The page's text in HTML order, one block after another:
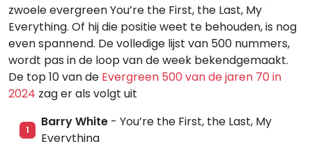
zwoele evergreen You’re the First, the Last, My
Everything. Of hij die positie weet te behouden, is nog
even spannend. De volledige lijst van 500 nummers,
wordt pas in de loop van de week bekendgemaakt.
De top 10 van de Evergreen 500 van de jaren 70 in
2024 zag er als volgt uit
1
Barry White- You’re the First, the Last, My
Everything